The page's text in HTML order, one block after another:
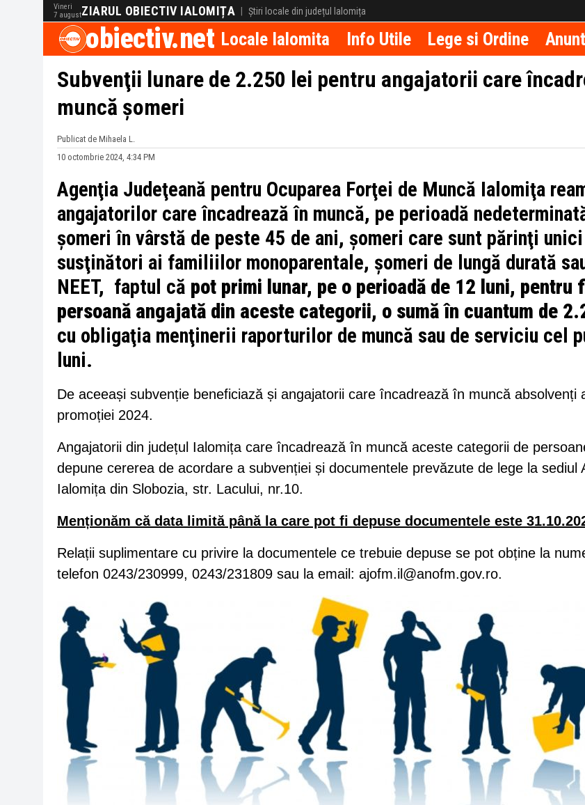
Vineri
7 augustZIARUL OBIECTIV IALOMIȚA | Știri locale din județul Ialomița
obiectiv.net Locale Ialomita Info Utile Lege si Ordine
Subvenţii lunare de 2.250 lei pentru angajatorii care
muncă șomeri
Publicat de Mihaela L.
10 octombrie 2024, 4:34 PM
Agenţia Judeţeană pentru Ocuparea Forţei de Muncă Ialomiţa
angajatorilor care încadrează în muncă, pe perioadă
şomeri în vârstă de peste 45 de ani, şomeri care sunt părinţi unici
susţinători ai familiilor monoparentale, şomeri de lungă durată
NEET, faptul că pot primi lunar, pe o perioadă de 12 luni, pentru
persoană angajată din aceste categorii, o sumă în cuantum de
cu obligaţia menţinerii raporturilor de muncă sau de serviciu cel
luni.
De aceeași subvenție beneficiază și angajatorii care încadrează în muncă absolvenți
promoției 2024.
Angajatorii din județul Ialomița care încadrează în muncă aceste categorii de
depune cererea de acordare a subvenției și documentele prevăzute de lege la sediul
Ialomița din Slobozia, str. Lacului, nr.10.
Menționăm că data limită până la care pot fi depuse documentele este
Relații suplimentare cu privire la documentele ce trebuie depuse se pot obține la
telefon 0243/230999, 0243/231809 sau la email: ajofm.il@anofm.gov.ro.